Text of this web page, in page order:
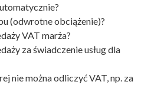
(odwrotne obciążenie)?
VAT marża?
za świadczenie usług dla
nie można odliczyć VAT, np. za